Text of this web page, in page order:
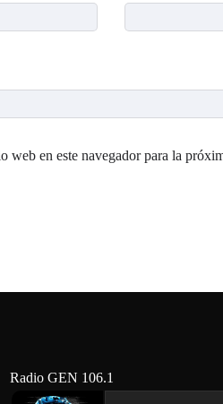
en este navegador para la
Radio GEN 106.1